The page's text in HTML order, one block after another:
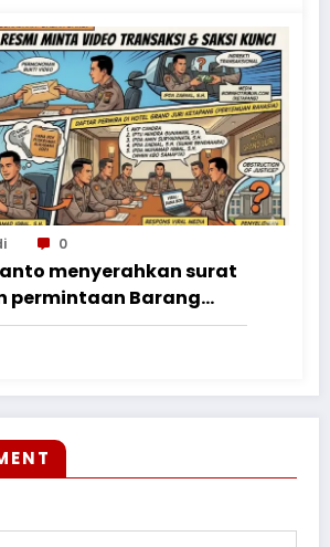
0
menyerahkan surat
permintaan Barang
Kayong Utara